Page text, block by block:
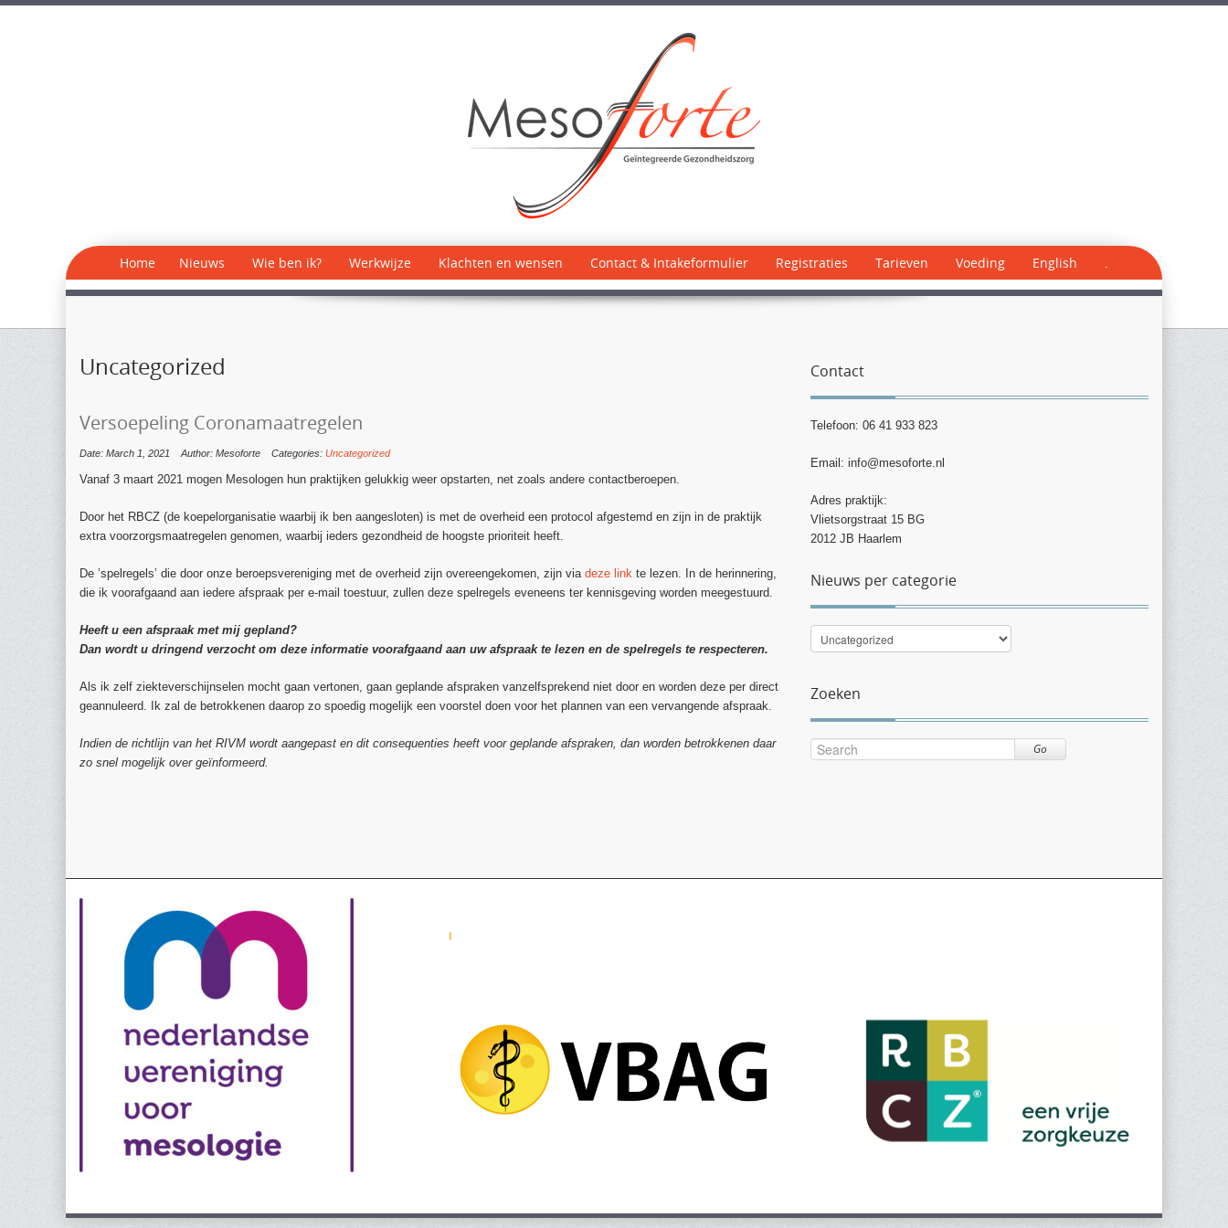
Home Nieuws Wie ben ik? Werkwijze Klachten en wensen Contact & Intakeformulier Registraties Tarieven Voeding English .
Uncategorized
Versoepeling Coronamaatregelen
Date: March 1, 2021 Author: Mesoforte Categories: Uncategorized
Vanaf 3 maart 2021 mogen Mesologen hun praktijken gelukkig weer opstarten, net zoals andere contactberoepen.
Door het RBCZ (de koepelorganisatie waarbij ik ben aangesloten) is met de overheid een protocol afgestemd en zijn in de praktijk
extra voorzorgsmaatregelen genomen, waarbij ieders gezondheid de hoogste prioriteit heeft.
De ’spelregels’ die door onze beroepsvereniging met de overheid zijn overeengekomen, zijn via deze link te lezen. In de herinnering,
die ik voorafgaand aan iedere afspraak per e-mail toestuur, zullen deze spelregels eveneens ter kennisgeving worden meegestuurd.
Heeft u een afspraak met mij gepland?
Dan wordt u dringend verzocht om deze informatie voorafgaand aan uw afspraak te lezen en de spelregels te respecteren.
Als ik zelf ziekteverschijnselen mocht gaan vertonen, gaan geplande afspraken vanzelfsprekend niet door en worden deze per direct
geannuleerd. Ik zal de betrokkenen daarop zo spoedig mogelijk een voorstel doen voor het plannen van een vervangende afspraak.
Indien de richtlijn van het RIVM wordt aangepast en dit consequenties heeft voor geplande afspraken, dan worden betrokkenen daar
zo snel mogelijk over geïnformeerd.
Contact
Telefoon: 06 41 933 823
Email: info@mesoforte.nl
Adres praktijk:
Vlietsorgstraat 15 BG
2012 JB Haarlem
Nieuws per categorie
Nieuws
per
Zoeken
Go